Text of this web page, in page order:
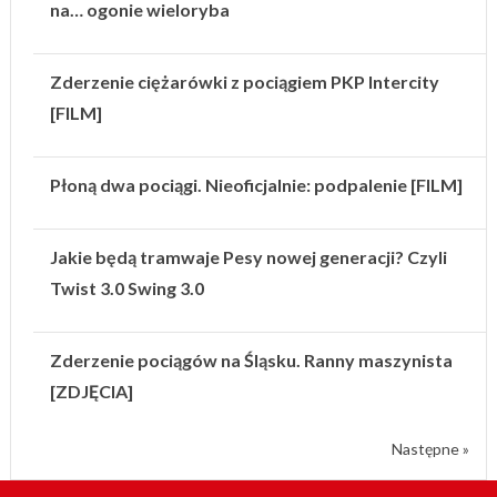
na… ogonie wieloryba
Zderzenie ciężarówki z pociągiem PKP Intercity
[FILM]
Płoną dwa pociągi. Nieoficjalnie: podpalenie [FILM]
Jakie będą tramwaje Pesy nowej generacji? Czyli
Twist 3.0 Swing 3.0
Zderzenie pociągów na Śląsku. Ranny maszynista
[ZDJĘCIA]
Następne »